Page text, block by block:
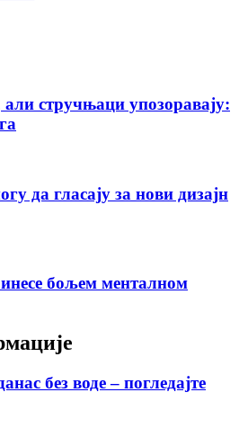
стручњаци упозоравају:
да гласају за нови дизајн
бољем менталном
без воде – погледајте